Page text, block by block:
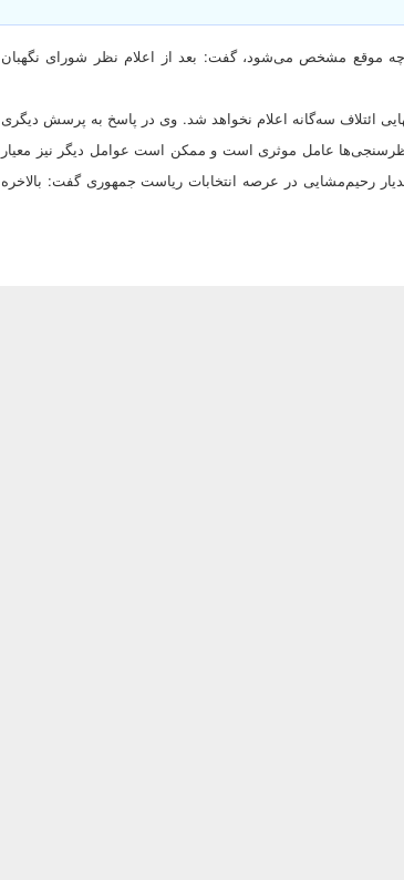
موقع مشخص می‌شود، گفت: بعد از اعلام نظر شورای نگهبان
ائتلاف سه‌گانه اعلام نخواهد شد. وی در پاسخ به پرسش دیگری
عامل موثری است و ممکن است عوامل دیگر نیز معیار
رحیم‌مشایی در عرصه انتخابات ریاست جمهوری گفت: بالاخره